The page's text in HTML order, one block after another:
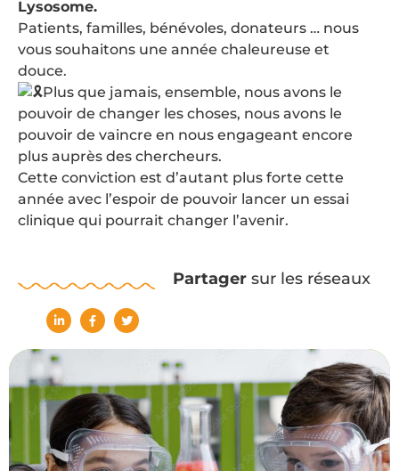
Lysosome.
Patients, familles, bénévoles, donateurs … nous
vous souhaitons une année chaleureuse et
douce.
Plus que jamais, ensemble, nous avons le
pouvoir de changer les choses, nous avons le
pouvoir de vaincre en nous engageant encore
plus auprès des chercheurs.
Cette conviction est d’autant plus forte cette
année avec l’espoir de pouvoir lancer un essai
clinique qui pourrait changer l’avenir.
Partagersur les réseaux